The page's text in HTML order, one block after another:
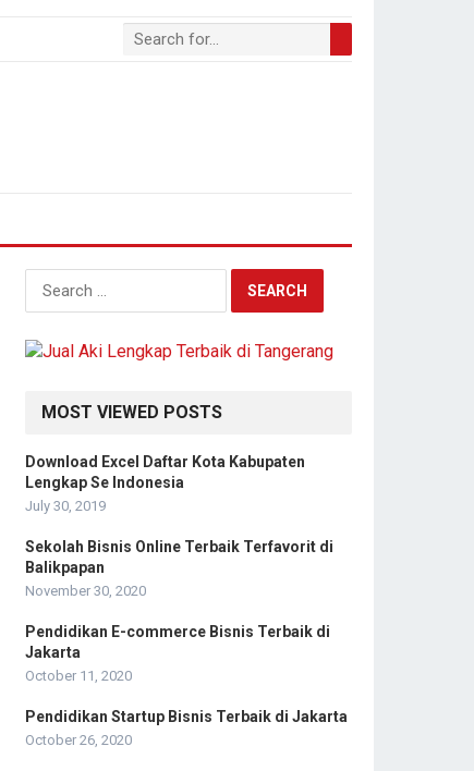
Search
for:
MOST VIEWED POSTS
Download Excel Daftar Kota Kabupaten
Lengkap Se Indonesia
July 30, 2019
Sekolah Bisnis Online Terbaik Terfavorit di
Balikpapan
November 30, 2020
Pendidikan E-commerce Bisnis Terbaik di
Jakarta
October 11, 2020
Pendidikan Startup Bisnis Terbaik di Jakarta
October 26, 2020